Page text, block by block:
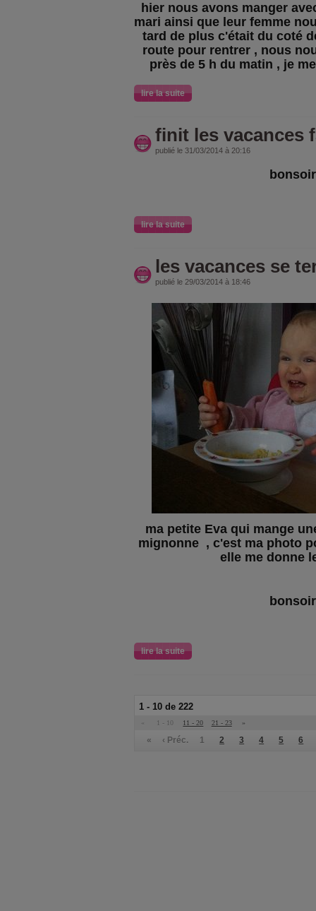
hier nous avons manger
mari ainsi que leur femme
tard de plus c'était du coté
route pour rentrer , nous
près de 5 h du matin , je
lire la suite
finit les vacances
publié le 31/03/2014 à 20:16
bonsoir
lire la suite
les vacances se
publié le 29/03/2014 à 18:46
ma petite Eva qui mange
mignonne , c'est ma photo
elle me donne
bonsoir
lire la suite
1 - 10 de 222
« 1 - 10 11 - 20 21 - 23 »
« ‹ Préc. 1 2 3 4 5 6